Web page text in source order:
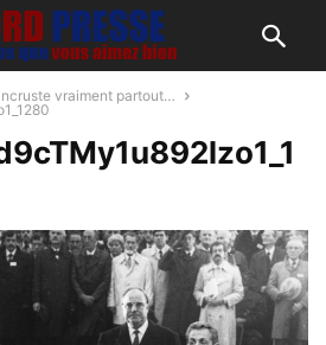
vraiment partout…